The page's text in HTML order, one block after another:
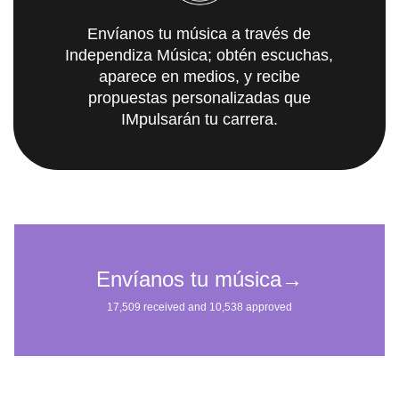
Envíanos tu música a través de
Independiza Música; obtén escuchas,
aparece en medios, y recibe
propuestas personalizadas que
IMpulsarán tu carrera.